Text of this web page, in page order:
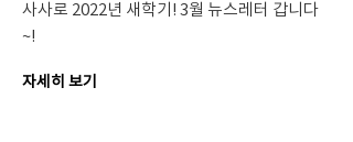
사사로 2022년 새학기! 3월 뉴스레터 갑니다
~!
자세히 보기